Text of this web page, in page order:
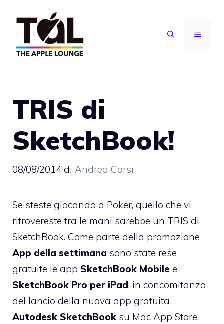
contenuto
MENU
TRIS di
SketchBook!
08/08/2014 di Andrea Corsi
Se steste giocando a Poker, quello che vi
ritrovereste tra le mani sarebbe un TRIS di
SketchBook. Come parte della promozione
App della settimana sono state rese
gratuite le app SketchBook Mobile e
SketchBook Pro per iPad, in concomitanza
del lancio della nuova app gratuita
Autodesk SketchBook su Mac App Store.